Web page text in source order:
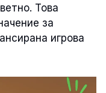
Това
за
игрова